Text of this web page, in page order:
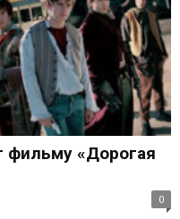
фильму «Дорогая
0